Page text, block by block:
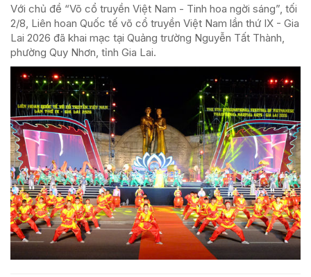
Với chủ đề “Võ cổ truyền Việt Nam - Tinh hoa ngời sáng”, tối
2/8, Liên hoan Quốc tế võ cổ truyền Việt Nam lần thứ IX - Gia
Lai 2026 đã khai mạc tại Quảng trường Nguyễn Tất Thành,
phường Quy Nhơn, tỉnh Gia Lai.